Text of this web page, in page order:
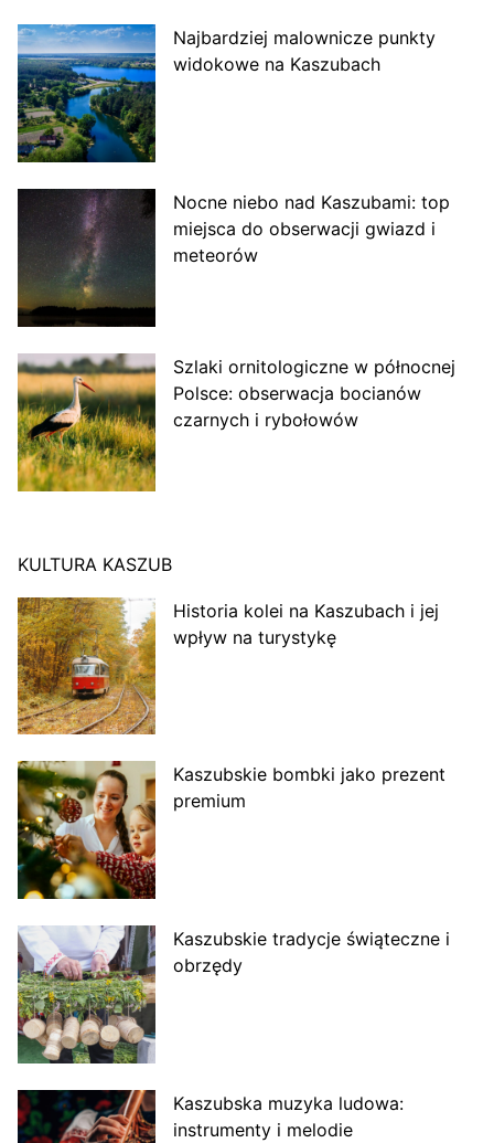
Najbardziej malownicze punkty
widokowe na Kaszubach
Nocne niebo nad Kaszubami: top
miejsca do obserwacji gwiazd i
meteorów
Szlaki ornitologiczne w północnej
Polsce: obserwacja bocianów
czarnych i rybołowów
KULTURA KASZUB
Historia kolei na Kaszubach i jej
wpływ na turystykę
Kaszubskie bombki jako prezent
premium
Kaszubskie tradycje świąteczne i
obrzędy
Kaszubska muzyka ludowa:
instrumenty i melodie